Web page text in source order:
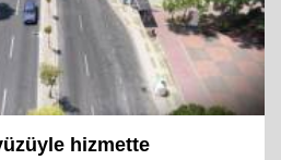
hizmette